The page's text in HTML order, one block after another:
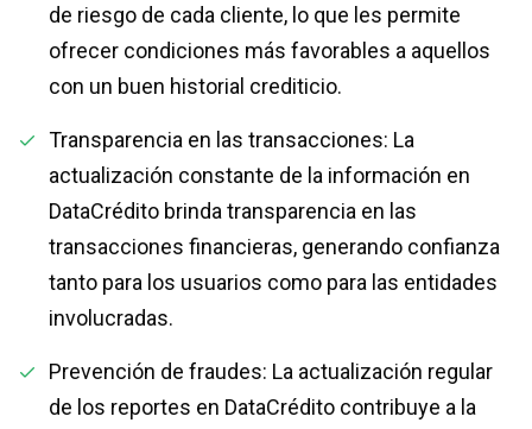
de riesgo de cada cliente, lo que les permite
ofrecer condiciones más favorables a aquellos
con un buen historial crediticio.
Transparencia en las transacciones: La
actualización constante de la información en
DataCrédito brinda transparencia en las
transacciones financieras, generando confianza
tanto para los usuarios como para las entidades
involucradas.
Prevención de fraudes: La actualización regular
de los reportes en DataCrédito contribuye a la